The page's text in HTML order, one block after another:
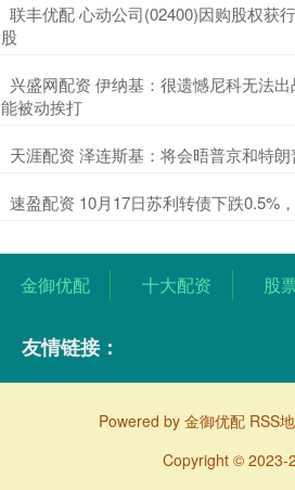
联丰优配 心动公司(02400)因购股权获
股
兴盛网配资 伊纳基：很遗憾尼科无法
能被动挨打
天涯配资 泽连斯基：将会晤普京和特朗
速盈配资 10月17日苏利转债下跌0.5%
金御优配 十大配资 股
友情链接：
Powered by 金御优配 RSS
Copyright © 2023-